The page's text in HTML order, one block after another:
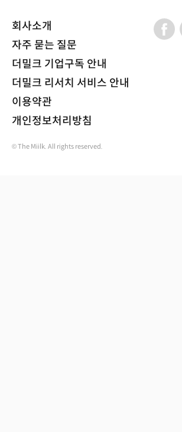
회사소개
자주 묻는 질문
더밀크 기업구독 안내
더밀크 리서치 서비스 안내
이용약관
개인정보처리방침
© The Miilk. All rights reserved.